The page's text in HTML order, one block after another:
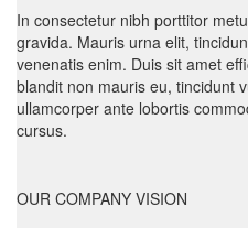
In consectetur nibh porttitor
gravida. Mauris urna elit,
venenatis enim. Duis sit amet
blandit non mauris eu, tincidunt
ullamcorper ante lobortis
cursus.
OUR COMPANY VISION